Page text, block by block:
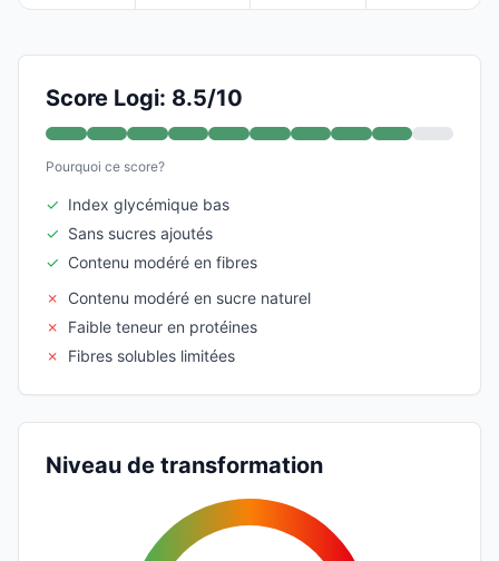
Score Logi: 8.5/10
Pourquoi ce score?
✓ Index glycémique bas
✓ Sans sucres ajoutés
✓ Contenu modéré en fibres
✗
Contenu modéré en sucre naturel
✗
Faible teneur en protéines
✗
Fibres solubles limitées
Niveau de transformation